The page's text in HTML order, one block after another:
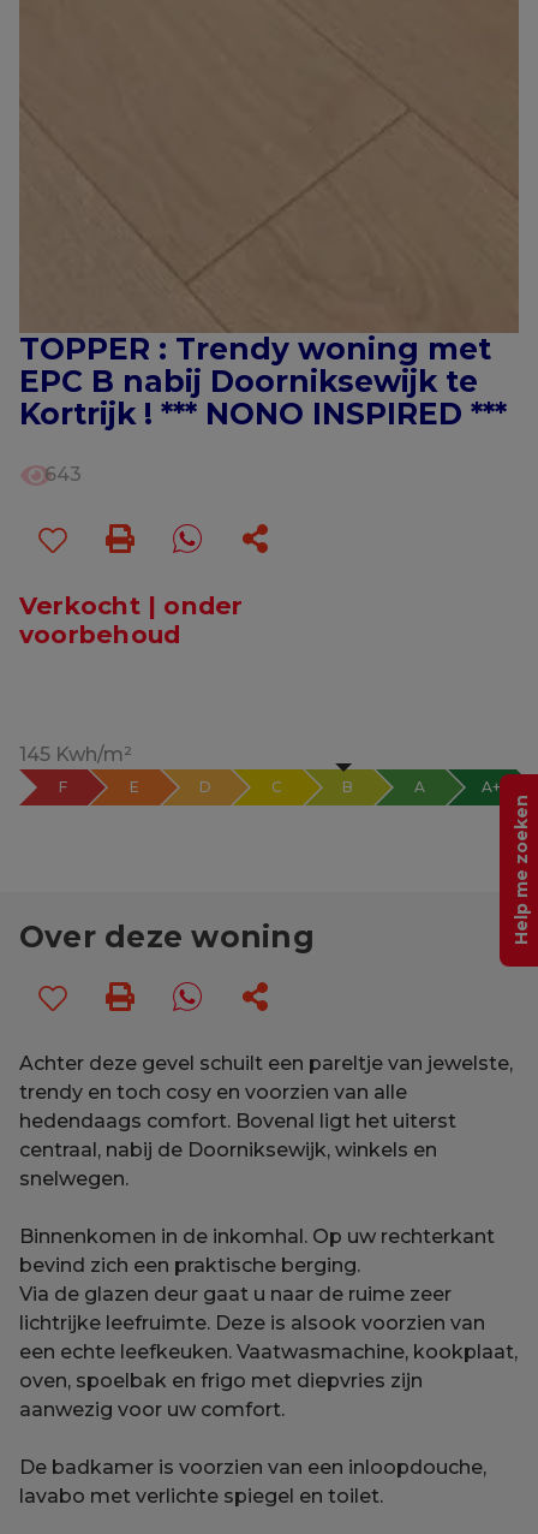
TOPPER : Trendy woning met
EPC B nabij Doorniksewijk te
Kortrijk ! *** NONO INSPIRED ***
643
Verkocht | onder
voorbehoud
145 Kwh/m²
F E D C B A A+
Over deze woning
Achter deze gevel schuilt een pareltje van jewelste,
trendy en toch cosy en voorzien van alle
hedendaags comfort. Bovenal ligt het uiterst
centraal, nabij de Doorniksewijk, winkels en
snelwegen.
Binnenkomen in de inkomhal. Op uw rechterkant
bevind zich een praktische berging.
Via de glazen deur gaat u naar de ruime zeer
lichtrijke leefruimte. Deze is alsook voorzien van
een echte leefkeuken. Vaatwasmachine, kookplaat,
oven, spoelbak en frigo met diepvries zijn
aanwezig voor uw comfort.
De badkamer is voorzien van een inloopdouche,
lavabo met verlichte spiegel en toilet.
Help me zoeken